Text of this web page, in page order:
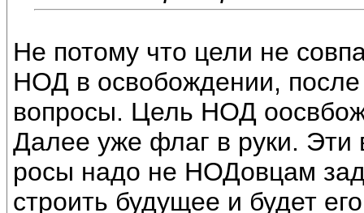
Не потому что цели не
НОД в освобождении, после
вопросы. Цель НОД
Далее уже флаг в руки. Эти
росы надо не НОДовцам
строить будущее и будет